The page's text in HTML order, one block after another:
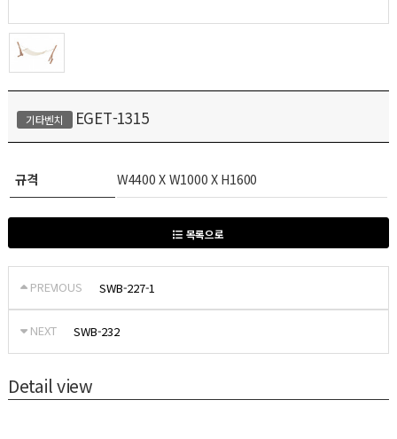
기타벤치 EGET-1315
규격 W4400 X W1000 X H1600
목록으로
PREVIOUS SWB-227-1
NEXT SWB-232
Detail view